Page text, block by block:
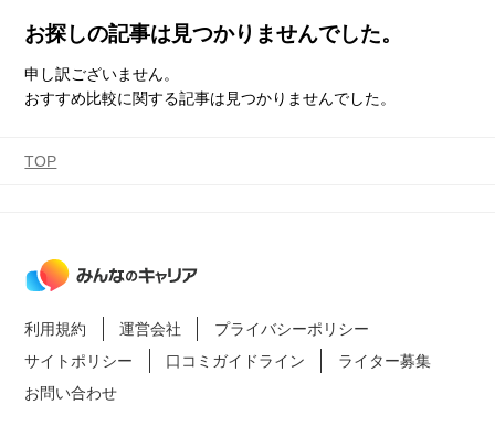
お探しの記事は見つかりませんでした。
申し訳ございません。
おすすめ比較に関する記事は見つかりませんでした。
TOP
利用規約 運営会社
プライバシーポリシー
サイトポリシー
口コミガイドライン
ライター募集
お問い合わせ